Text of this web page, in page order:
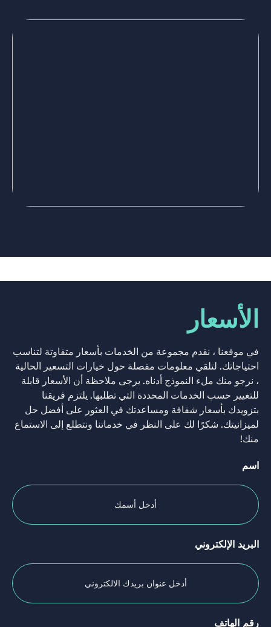
الأسعار
في موقعنا ، نقدم مجموعة من الخدمات بأسعار متفاوتة لتناسب
احتياجاتك. لتلقي معلومات مفصلة حول خيارات التسعير الحالية
، نرجو منك ملء النموذج أدناه. يرجى ملاحظة أن الأسعار قابلة
للتغيير حسب الخدمات المحددة التي تطلبها. يلتزم فريقنا
بتزويدك بأسعار شفافة ومساعدتك في العثور على أفضل حل
لميزانيتك. شكرًا لك على النظر في خدماتنا ونتطلع إلى الاستماع
منك!
اسم
البريد الإلكتروني
رقم الهاتف